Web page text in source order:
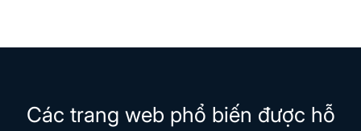
Các trang web phổ biến được hỗ